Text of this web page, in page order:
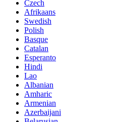
Czech
Afrikaans
Swedish
Polish
Basque
Catalan
Esperanto
Hindi
Lao
Albanian
Amharic
Armenian
Azerbaijani